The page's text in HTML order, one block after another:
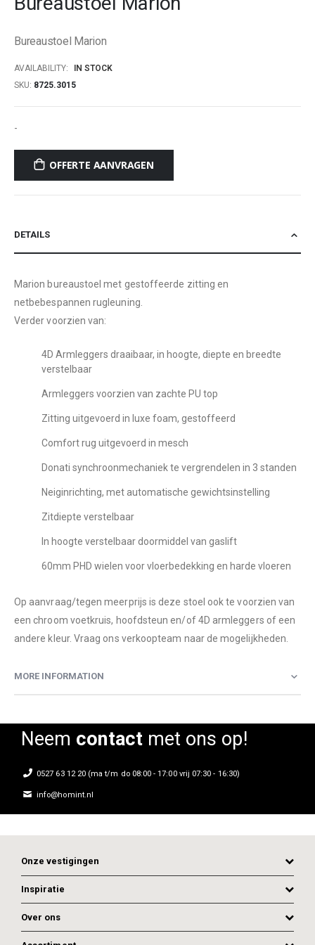
the
gallery
Bureaustoel Marion
AVAILABILITY:
IN STOCK
SKU 8725.3015
-
OFFERTE AANVRAGEN
DETAILS
Marion bureaustoel met gestoffeerde zitting en
netbebespannen rugleuning.
Verder voorzien van:
4D Armleggers draaibaar, in hoogte, diepte en breedte
verstelbaar
Armleggers voorzien van zachte PU top
Zitting uitgevoerd in luxe foam, gestoffeerd
Comfort rug uitgevoerd in mesch
Donati synchroonmechaniek te vergrendelen in 3 standen
Neiginrichting, met automatische gewichtsinstelling
Zitdiepte verstelbaar
In hoogte verstelbaar doormiddel van gaslift
60mm PHD wielen voor vloerbedekking en harde vloeren
Op aanvraag/tegen meerprijs is deze stoel ook te voorzien van
een chroom voetkruis, hoofdsteun en/of 4D armleggers of een
andere kleur. Vraag ons verkoopteam naar de mogelijkheden.
MORE INFORMATION
Neem contactmet ons op!
0527 63 12 20 (ma t/m do 08:00 - 17:00 vrij 07:30 - 16:30)
info@homint.nl
Onze vestigingen
Inspiratie
Over ons